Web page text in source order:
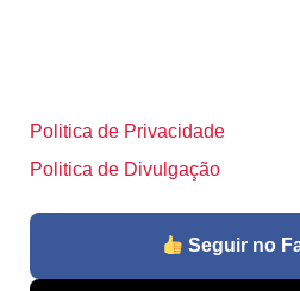
Politica de Privacidade
Politica de Divulgação
Seguir no